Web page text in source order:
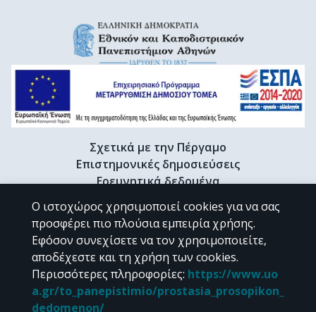
Σχετικά με την Πέργαμο
Επιστημονικές δημοσιεύσεις
Ερευνητικά δεδομένα
Διδακτορικές διατριβές & Γκρίζα βιβλιογραφία
Προφίλ Ερευνητή
CC BY-NC 4.0
Εκτός αν αναφέρεται διαφορετικά, το υλικό της "Περγάμου" διατίθεται
Ο ιστοχώρος χρησιμοποιεί cookies για να σας
προσφέρει πιο πλούσια εμπειρία χρήσης.
Εφόσον συνεχίσετε να τον χρησιμοποιείτε,
αποδέχεστε και τη χρήση των cookies.
Περισσότερες πληροφορίες: https://www.uo
a.gr/to_panepistimio/prostasia_prosopikon_
dedomenon/